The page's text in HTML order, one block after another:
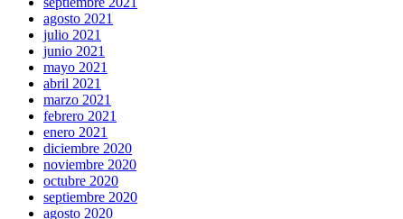
agosto 2021
julio 2021
junio 2021
mayo 2021
abril 2021
marzo 2021
febrero 2021
enero 2021
diciembre 2020
noviembre 2020
octubre 2020
septiembre 2020
agosto 2020